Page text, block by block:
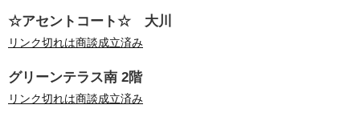
☆アセントコート☆ 大川
リンク切れは商談成立済み
グリーンテラス南 2階
リンク切れは商談成立済み